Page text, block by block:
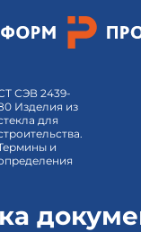
меню.
СЭВ 2439-
Изделия из
для
и